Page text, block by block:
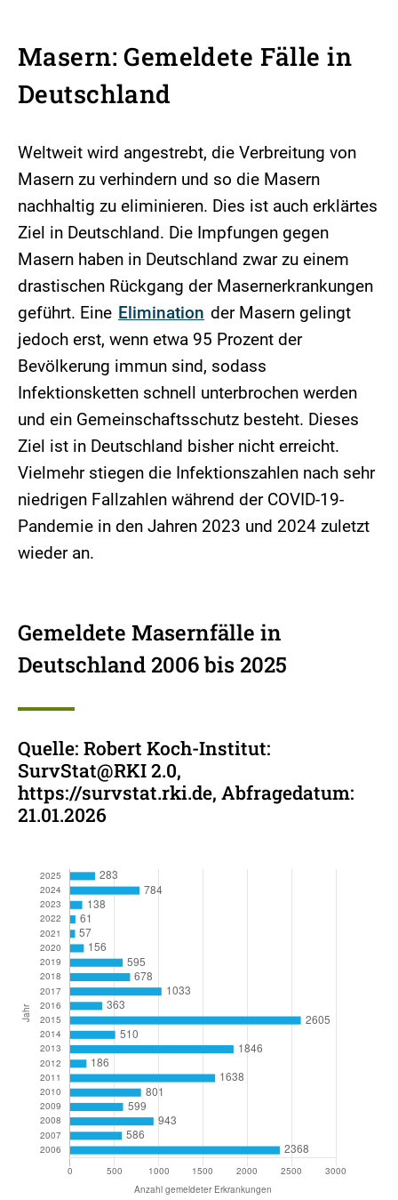
Masern: Gemeldete Fälle in
Deutschland
Weltweit wird angestrebt, die Verbreitung von
Masern zu verhindern und so die Masern
nachhaltig zu eliminieren. Dies ist auch erklärtes
Ziel in Deutschland. Die Impfungen gegen
Masern haben in Deutschland zwar zu einem
drastischen Rückgang der Masernerkrankungen
geführt. Eine Elimination der Masern gelingt
jedoch erst, wenn etwa 95 Prozent der
Bevölkerung immun sind, sodass
Infektionsketten schnell unterbrochen werden
und ein Gemeinschaftsschutz besteht. Dieses
Ziel ist in Deutschland bisher nicht erreicht.
Vielmehr stiegen die Infektionszahlen nach sehr
niedrigen Fallzahlen während der COVID-19-
Pandemie in den Jahren 2023 und 2024 zuletzt
wieder an.
Gemeldete Masernfälle in
Deutschland 2006 bis 2025
Quelle: Robert Koch-Institut:
SurvStat@RKI 2.0,
https://survstat.rki.de, Abfragedatum:
21.01.2026